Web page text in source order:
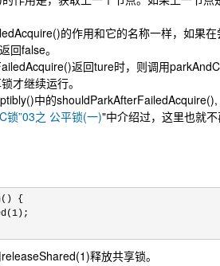
的作用和它的名称一样，如果
回false。
返回ture时，则调用
才继续运行。
中的
锁”03之 公平锁(一)"中介绍过，这里也就
{
1 );
释放共享锁。